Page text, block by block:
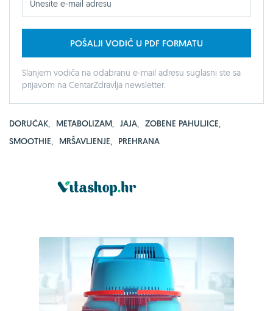
POŠALJI VODIČ U PDF FORMATU
Slanjem vodiča na odabranu e-mail adresu suglasni ste sa
prijavom na CentarZdravlja newsletter.
DORUČAK, METABOLIZAM, JAJA, ZOBENE PAHULJICE,
SMOOTHIE, MRŠAVLJENJE, PREHRANA